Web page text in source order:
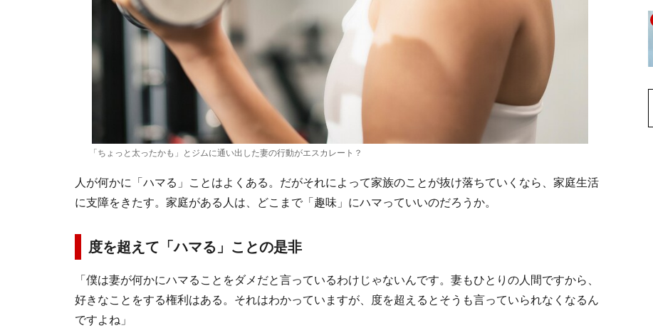
「ちょっと太ったかも」とジムに通い出した妻の行動がエスカレート？
人が何かに「ハマる」ことはよくある。だがそれによって家族のことが抜け落ちていくなら、家庭生活
に支障をきたす。家庭がある人は、どこまで「趣味」にハマっていいのだろうか。
度を超えて「ハマる」ことの是非
「僕は妻が何かにハマることをダメだと言っているわけじゃないんです。妻もひとりの人間ですから、
好きなことをする権利はある。それはわかっていますが、度を超えるとそうも言っていられなくなるん
ですよね」